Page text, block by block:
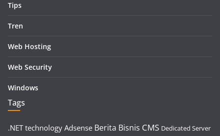
Tips
Tren
Web Hosting
Web Security
Windows
Tags
.NET technology Adsense Berita Bisnis CMS Dedicated Server